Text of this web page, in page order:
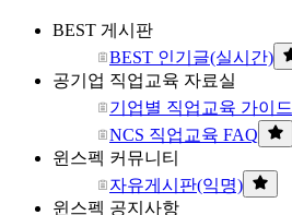
BEST 게시판
BEST 인기글(실시간)
공기업 직업교육 자료실
기업별 직업교육 가이드
NCS 직업교육 FAQ
윈스펙 커뮤니티
자유게시판(익명)
윈스펙 공지사항